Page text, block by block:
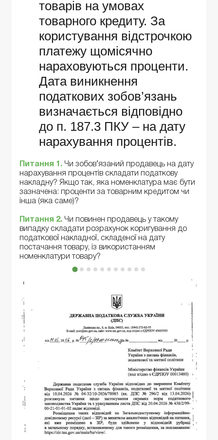
товарів на умовах
товарного кредиту. За
користування відстрочкою
платежу щомісячно
нараховуються проценти.
Дата виникнення
податкових зобов’язань
визначається відповідно
до п. 187.3 ПКУ – на дату
нарахування процентів.
Питання 1. Чи зобов’язаний продавець на дату
нарахування процентів складати податкову
накладну? Якщо так, яка номенклатура має бути
зазначена: проценти за товарним кредитом чи
інша (яка саме)?
Питання 2. Чи повинен продавець у такому
випадку складати розрахунок коригування до
податкової накладної, складеної на дату
постачання товару, із використанням
номенклатури товару?